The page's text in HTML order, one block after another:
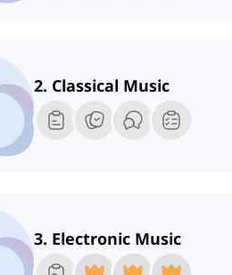
2. Classical Music
3. Electronic Music